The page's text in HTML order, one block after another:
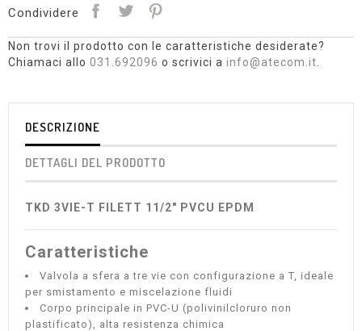
Condividere
Non trovi il prodotto con le caratteristiche desiderate?
Chiamaci allo 031.692096 o scrivici a info@atecom.it
DESCRIZIONE
DETTAGLI DEL PRODOTTO
TKD 3VIE-T FILETT 11/2" PVCU EPDM
Caratteristiche
Valvola a sfera a tre vie con configurazione a T, ideale
per smistamento e miscelazione fluidi
Corpo principale in PVC-U (polivinilcloruro non
plastificato), alta resistenza chimica